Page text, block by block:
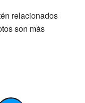
relacionados
son más